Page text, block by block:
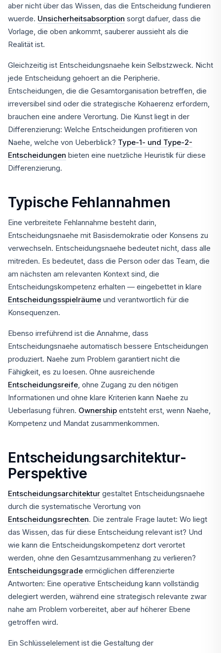
aber nicht über das Wissen, das die Entscheidung fundieren
wuerde. Unsicherheitsabsorption sorgt dafuer, dass die
Vorlage, die oben ankommt, sauberer aussieht als die
Realität ist.
Gleichzeitig ist Entscheidungsnaehe kein Selbstzweck. Nicht
jede Entscheidung gehoert an die Peripherie.
Entscheidungen, die die Gesamtorganisation betreffen, die
irreversibel sind oder die strategische Kohaerenz erfordern,
brauchen eine andere Verortung. Die Kunst liegt in der
Differenzierung: Welche Entscheidungen profitieren von
Naehe, welche von Ueberblick? Type-1- und Type-2-
Entscheidungen bieten eine nuetzliche Heuristik für diese
Differenzierung.
Typische Fehlannahmen
Eine verbreitete Fehlannahme besteht darin,
Entscheidungsnaehe mit Basisdemokratie oder Konsens zu
verwechseln. Entscheidungsnaehe bedeutet nicht, dass alle
mitreden. Es bedeutet, dass die Person oder das Team, die
am nächsten am relevanten Kontext sind, die
Entscheidungskompetenz erhalten — eingebettet in klare
Entscheidungsspielräume und verantwortlich für die
Konsequenzen.
Ebenso irreführend ist die Annahme, dass
Entscheidungsnaehe automatisch bessere Entscheidungen
produziert. Naehe zum Problem garantiert nicht die
Fähigkeit, es zu loesen. Ohne ausreichende
Entscheidungsreife , ohne Zugang zu den nötigen
Informationen und ohne klare Kriterien kann Naehe zu
Ueberlasung führen. Ownership entsteht erst, wenn Naehe,
Kompetenz und Mandat zusammenkommen.
Entscheidungsarchitektur-
Perspektive
Entscheidungsarchitektur gestaltet Entscheidungsnaehe
durch die systematische Verortung von
Entscheidungsrechten. Die zentrale Frage lautet: Wo liegt
das Wissen, das für diese Entscheidung relevant ist? Und
wie kann die Entscheidungskompetenz dort verortet
werden, ohne den Gesamtzusammenhang zu verlieren?
Entscheidungsgrade ermöglichen differenzierte
Antworten: Eine operative Entscheidung kann vollständig
delegiert werden, während eine strategisch relevante zwar
nahe am Problem vorbereitet, aber auf höherer Ebene
getroffen wird.
Ein Schlüsselelement ist die Gestaltung der